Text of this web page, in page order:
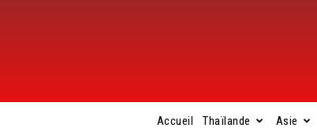
Accueil Thaïlande Asie